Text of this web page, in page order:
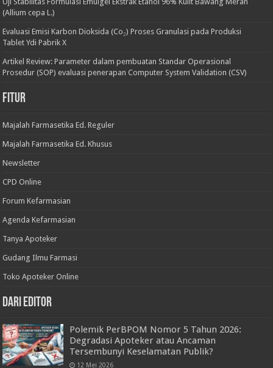
(Allium cepa L.)
Evaluasi Emisi Karbon Dioksida (Co₂) Proses Granulasi pada Produksi
Tablet Ydi Pabrik X
Artikel Review: Parameter dalam pembuatan Standar Operasional
Prosedur (SOP) evaluasi penerapan Computer System Validation (CSV)
Fitur
Majalah Farmasetika Ed. Reguler
Majalah Farmasetika Ed. Khusus
Newsletter
CPD Online
Forum Kefarmasian
Agenda Kefarmasian
Tanya Apoteker
Gudang Ilmu Farmasi
Toko Apoteker Online
Dari Editor
Polemik PerBPOM Nomor 5 Tahun 2026:
Degradasi Apoteker atau Ancaman
Tersembunyi Keselamatan Publik?
12 Mei 2026